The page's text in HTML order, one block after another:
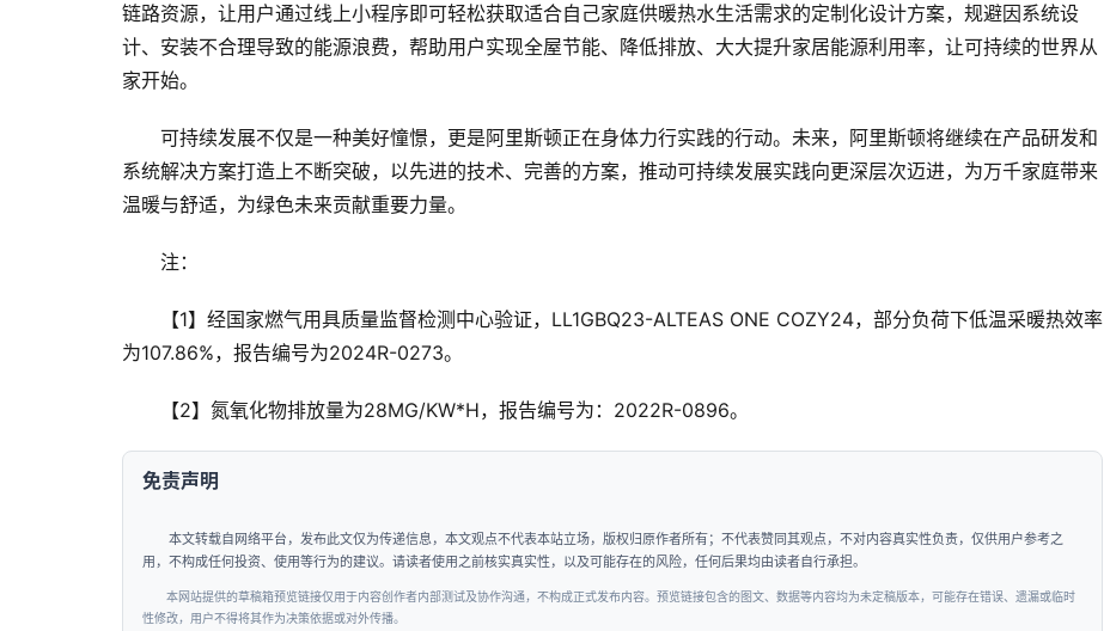
链路资源，让用户通过线上小程序即可轻松获取适合自己家庭供暖热水生活需求的定制化设计方案，规避因系统设
计、安装不合理导致的能源浪费，帮助用户实现全屋节能、降低排放、大大提升家居能源利用率，让可持续的世界从
家开始。
可持续发展不仅是一种美好憧憬，更是阿里斯顿正在身体力行实践的行动。未来，阿里斯顿将继续在产品研发和
系统解决方案打造上不断突破，以先进的技术、完善的方案，推动可持续发展实践向更深层次迈进，为万千家庭带来
温暖与舒适，为绿色未来贡献重要力量。
注：
【1】经国家燃气用具质量监督检测中心验证，LL1GBQ23-ALTEAS ONE COZY24，部分负荷下低温采暖热效率
为107.86%，报告编号为2024R-0273。
【2】氮氧化物排放量为28MG/KW*H，报告编号为：2022R-0896。
免责声明
本文转载自网络平台，发布此文仅为传递信息，本文观点不代表本站立场，版权归原作者所有；不代表赞同其观点，不对内容真实性负责，仅供用户参考之
用，不构成任何投资、使用等行为的建议。请读者使用之前核实真实性，以及可能存在的风险，任何后果均由读者自行承担。
本网站提供的草稿箱预览链接仅用于内容创作者内部测试及协作沟通，不构成正式发布内容。预览链接包含的图文、数据等内容均为未定稿版本，可能存在错误、遗漏或临时
性修改，用户不得将其作为决策依据或对外传播。